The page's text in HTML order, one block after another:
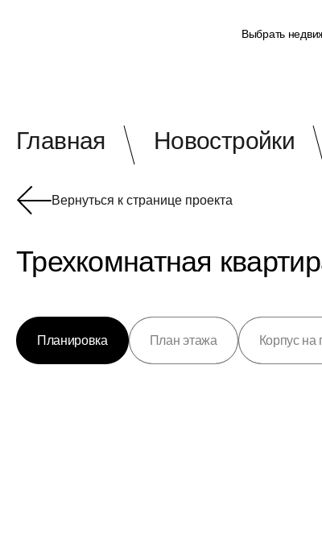
Выбрать
Главная Новостройки
Вернуться к странице проекта
Трехкомнатная
Планировка План этажа Корпус на